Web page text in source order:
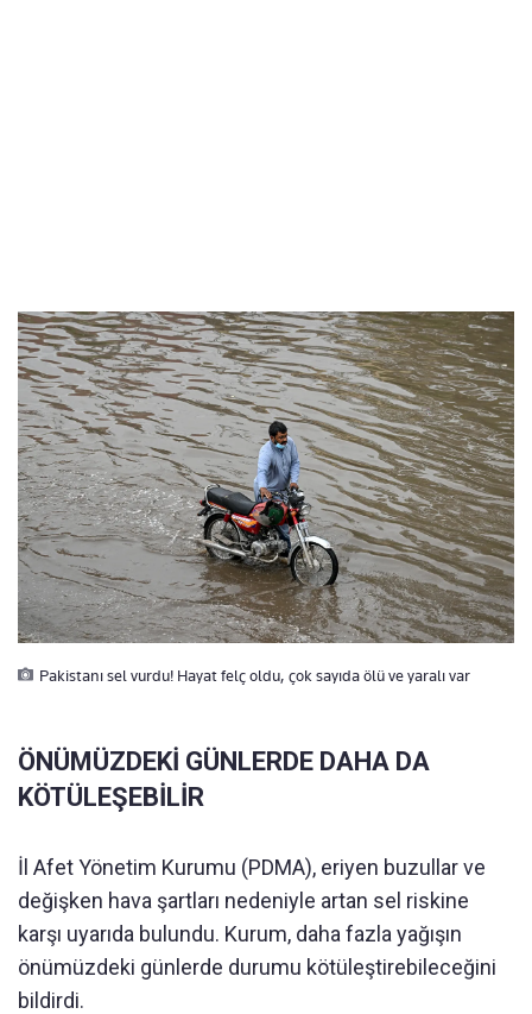
Pakistanı sel vurdu! Hayat felç oldu, çok sayıda ölü ve yaralı var
ÖNÜMÜZDEKİ GÜNLERDE DAHA DA
KÖTÜLEŞEBİLİR
İl Afet Yönetim Kurumu (PDMA), eriyen buzullar ve
değişken hava şartları nedeniyle artan sel riskine
karşı uyarıda bulundu. Kurum, daha fazla yağışın
önümüzdeki günlerde durumu kötüleştirebileceğini
bildirdi.